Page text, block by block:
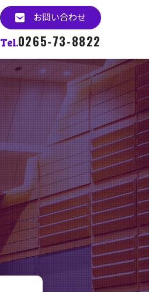
お問い合わせ
Tel.0265-73-8822